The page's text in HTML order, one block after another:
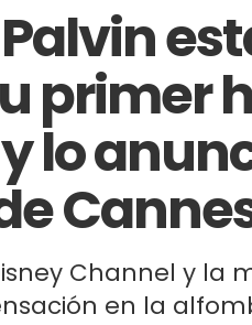
primer
lo
Channel y la
en la